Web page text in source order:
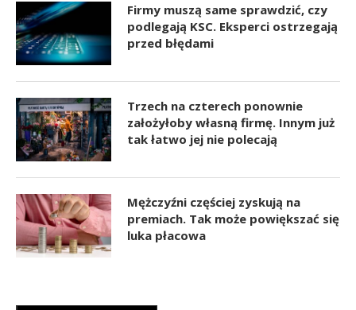
Firmy muszą same sprawdzić, czy
podlegają KSC. Eksperci ostrzegają
przed błędami
Trzech na czterech ponownie
założyłoby własną firmę. Innym już
tak łatwo jej nie polecają
Mężczyźni częściej zyskują na
premiach. Tak może powiększać się
luka płacowa